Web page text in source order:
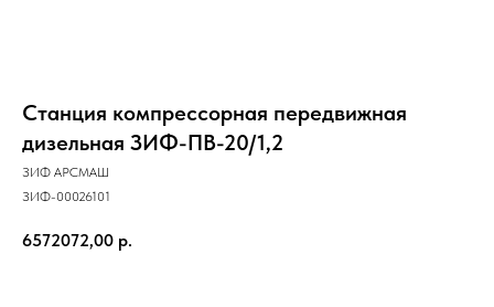
Станция компрессорная передвижная
дизельная ЗИФ-ПВ-20/1,2
ЗИФ АРСМАШ
ЗИФ-00026101
6572072,00 р.